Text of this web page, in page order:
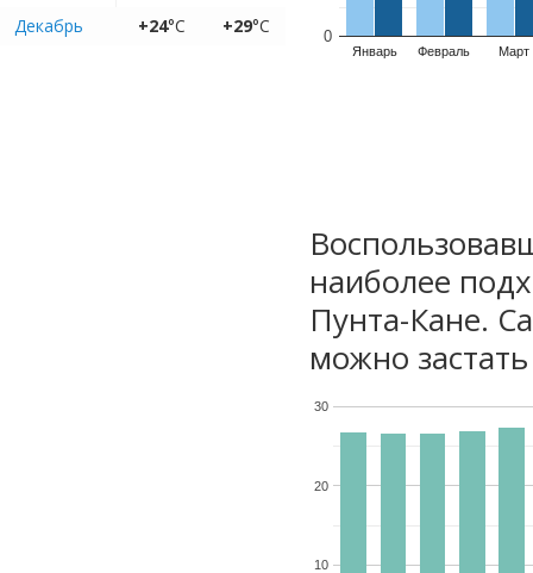
Декабрь
+24°C +29°C
Январь Февраль Март
0
наиболее
Пунта-Кане.
можно
10
20
30